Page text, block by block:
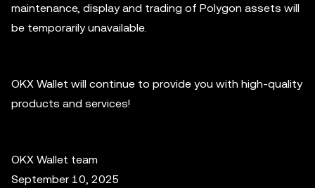
maintenance, display and trading of Polygon assets will
be temporarily unavailable.
OKX Wallet will continue to provide you with high-quality
products and services!
OKX Wallet team
September 10, 2025